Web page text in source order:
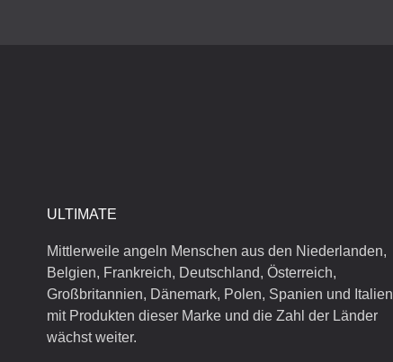
ULTIMATE
Mittlerweile angeln Menschen aus den Niederlanden,
Belgien, Frankreich, Deutschland, Österreich,
Großbritannien, Dänemark, Polen, Spanien und Italien
mit Produkten dieser Marke und die Zahl der Länder
wächst weiter.